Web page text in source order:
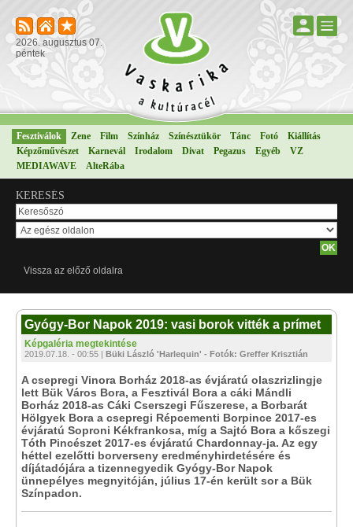
2026. augusztus 07.
péntek
Fesztiválok Zene Film Színház Színésztükör Tánc Fotó
Kiállítás
Képzőművészet
Karnevál Irodalom Divat Pegazus Egyéb
VZ
MEDIAWAVE
AlteRába
KERESÉS
Vissza az előző oldalra
Gyógy-Bor Napok 2019: vasi borok vitték a prímet
Képgaléria megtekintése
2019.07.18. - 00:55 | Büki László 'Harlequin' - Fotók: Greffer Krisztián
A csepregi Vinora Borház 2018-as évjáratú olaszrizlingje
lett Bük Város Bora, a Fesztivál Bora a cáki Mándli
Borház 2018-as Cáki Cserszegi Fűszerese, a Borbarát
Hölgyek Bora a csepregi Répcementi Borpince 2017-es
évjáratú Soproni Kékfrankosa, míg a Sajtó Bora a kőszegi
Tóth Pincészet 2017-es évjáratú Chardonnay-ja. Az egy
héttel ezelőtti borverseny eredményhirdetésére és
díjátadójára a tizennegyedik Gyógy-Bor Napok
ünnepélyes megnyitóján, július 17-én került sor a Bük
Színpadon.